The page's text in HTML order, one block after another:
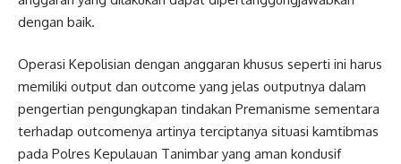
dengan baik.
Operasi Kepolisian dengan anggaran khusus seperti ini harus
memiliki output dan outcome yang jelas outputnya dalam
pengertian pengungkapan tindakan Premanisme sementara
terhadap outcomenya artinya terciptanya situasi kamtibmas
pada Polres Kepulauan Tanimbar yang aman kondusif